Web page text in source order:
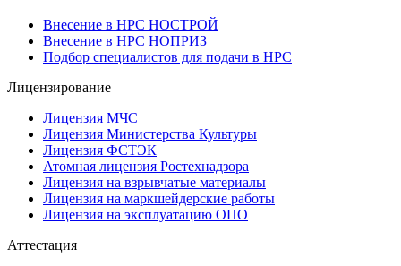
Внесение в НРС НОСТРОЙ
Внесение в НРС НОПРИЗ
Подбор специалистов для подачи в НРС
Лицензирование
Лицензия МЧС
Лицензия Министерства Культуры
Лицензия ФСТЭК
Атомная лицензия Ростехнадзора
Лицензия на взрывчатые материалы
Лицензия на маркшейдерские работы
Лицензия на эксплуатацию ОПО
Аттестация